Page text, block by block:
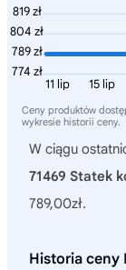
819 zł
804 zł
789 zł
774 zł
15 lip
11 lip
Ceny produktów
wykresie historii ceny.
W ciągu
71469 Statek
789,00zł.
Historia ceny